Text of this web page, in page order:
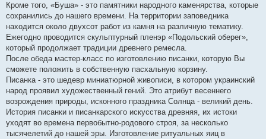
Кроме того, «Буша» - это памятники народного каменярства, которые
сохранились до нашего времени. На территории заповедника
находится около двухсот работ из камня на различную тематику.
Ежегодно проводится скульптурный пленэр «Подольский оберег»,
который продолжает традиции древнего ремесла.
После обеда мастер-класс по изготовлению писанки, которую Вы
сможете положить в собственную пасхальную корзину.
Писанка - это шедевр миниатюрной живописи, в котором украинский
народ проявил художественный гений. Это атрибут весеннего
возрождения природы, исконного праздника Солнца - великий день.
История писанки и писанкарского искусства древняя, их истоки
уходят во времена первобытно-родового строя, за несколько
тысячелетий до нашей эры. Изготовление ритуальных яиц в